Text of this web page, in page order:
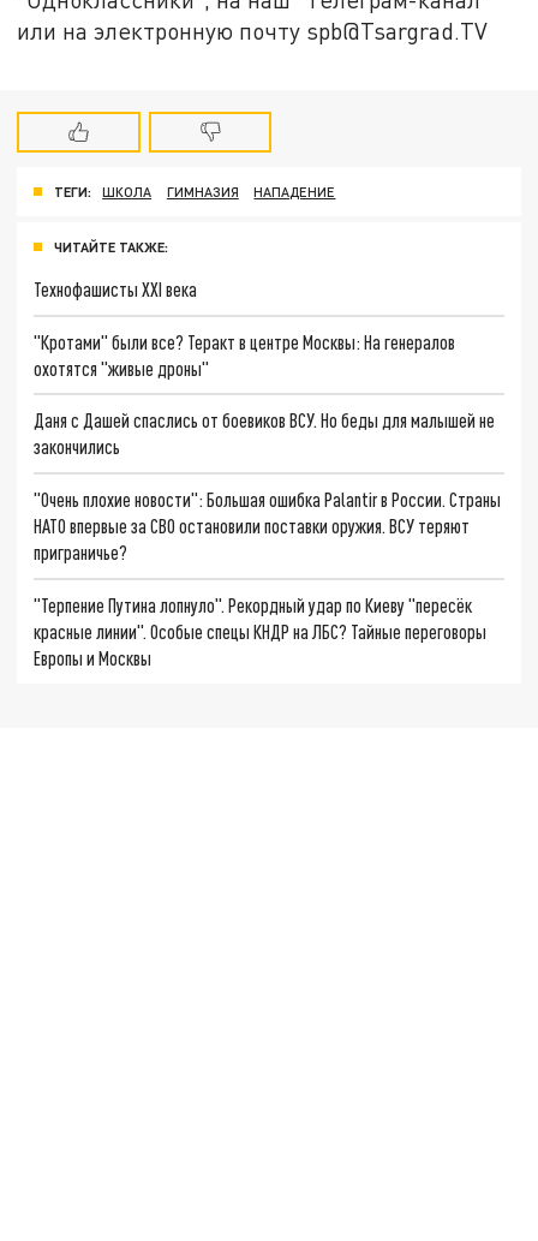
или на электронную почту spb@Tsargrad.TV
ТЕГИ: ШКОЛА ГИМНАЗИЯ НАПАДЕНИЕ
ЧИТАЙТЕ ТАКЖЕ:
Технофашисты XXI века
"Кротами" были все? Теракт в центре Москвы: На генералов
охотятся "живые дроны"
Даня с Дашей спаслись от боевиков ВСУ. Но беды для малышей не
закончились
"Очень плохие новости": Большая ошибка Palantir в России. Страны
НАТО впервые за СВО остановили поставки оружия. ВСУ теряют
приграничье?
"Терпение Путина лопнуло". Рекордный удар по Киеву "пересёк
красные линии". Особые спецы КНДР на ЛБС? Тайные переговоры
Европы и Москвы